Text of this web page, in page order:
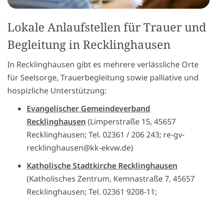
Lokale Anlaufstellen für Trauer und
Begleitung in Recklinghausen
In Recklinghausen gibt es mehrere verlässliche Orte
für Seelsorge, Trauerbegleitung sowie palliative und
hospizliche Unterstützung:
Evangelischer Gemeindeverband
Recklinghausen (Limperstraße 15, 45657
Recklinghausen; Tel. 02361 / 206 243; re-gv-
recklinghausen@kk-ekvw.de)
Katholische Stadtkirche Recklinghausen
(Katholisches Zentrum, Kemnastraße 7, 45657
Recklinghausen; Tel. 02361 9208-11;